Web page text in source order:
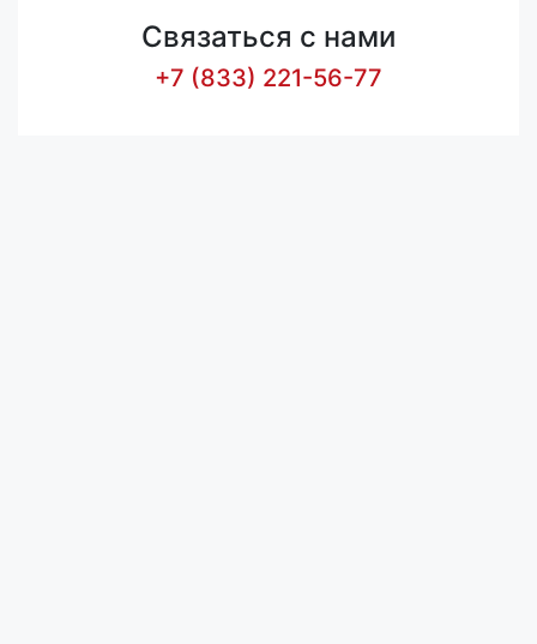
Связаться с нами
+7 (833) 221-56-77